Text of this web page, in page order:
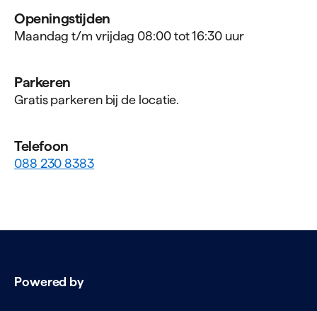
Openingstijden
Maandag t/m vrijdag 08:00 tot 16:30 uur
Parkeren
Gratis parkeren bij de locatie.
Telefoon
088 230 8383
Powered by